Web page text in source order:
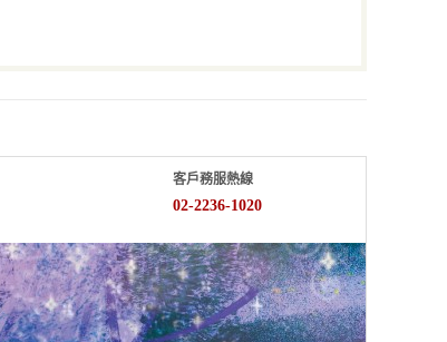
客戶務服熱線
02-2236-1020